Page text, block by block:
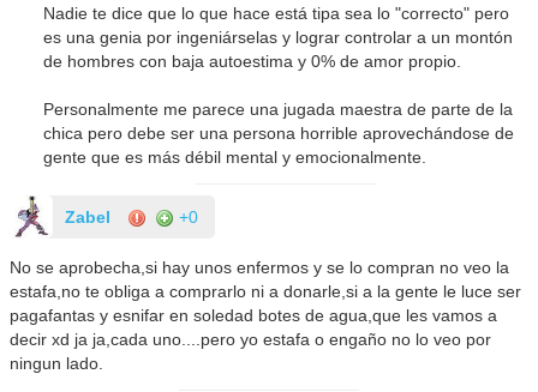
Nadie te dice que lo que hace está tipa sea lo "correcto" pero
es una genia por ingeniárselas y lograr controlar a un montón
de hombres con baja autoestima y 0% de amor propio.
Personalmente me parece una jugada maestra de parte de la
chica pero debe ser una persona horrible aprovechándose de
gente que es más débil mental y emocionalmente.
Zabel +0
No se aprobecha,si hay unos enfermos y se lo compran no veo la
estafa,no te obliga a comprarlo ni a donarle,si a la gente le luce ser
pagafantas y esnifar en soledad botes de agua,que les vamos a
decir xd ja ja,cada uno....pero yo estafa o engaño no lo veo por
ningun lado.